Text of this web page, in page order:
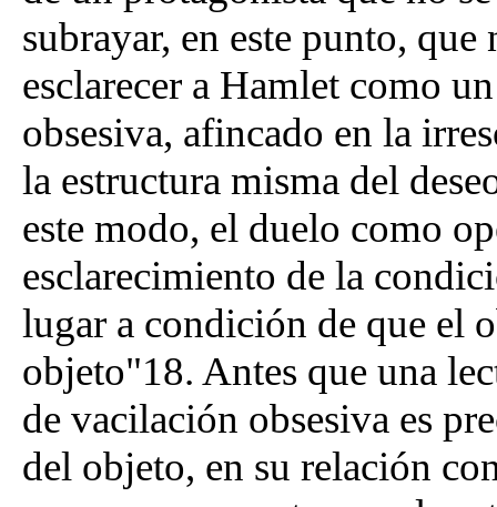
subrayar, en este punto,
esclarecer a Hamlet como
obsesiva, afincado en la
la estructura misma del
este modo, el duelo como
esclarecimiento de la
lugar a condición de que el
objeto"18. Antes que una
de vacilación obsesiva es
del objeto, en su relación